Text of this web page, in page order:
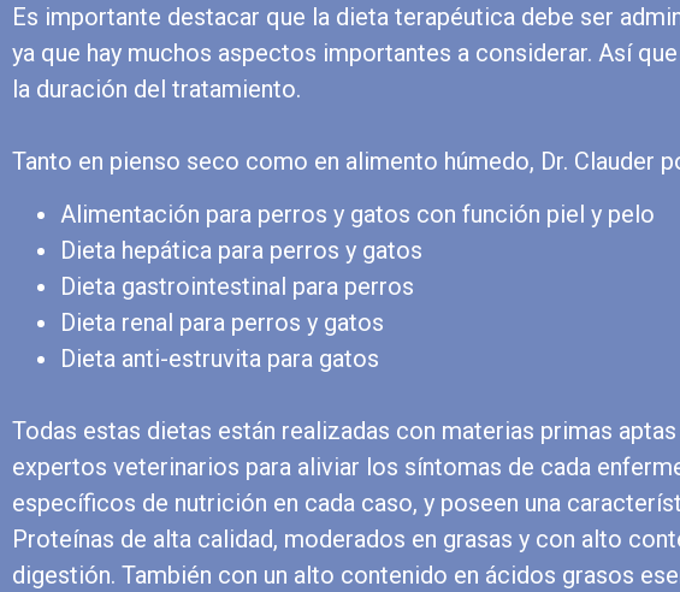
Es importante destacar que la dieta terapéutica debe ser
ya que hay muchos aspectos importantes a considerar. Así
la duración del tratamiento.
Tanto en pienso seco como en alimento húmedo, Dr. Clauder
Alimentación para perros y gatos con función piel y pelo
Dieta hepática para perros y gatos
Dieta gastrointestinal para perros
Dieta renal para perros y gatos
Dieta anti-estruvita para gatos
Todas estas dietas están realizadas con materias primas
expertos veterinarios para aliviar los síntomas de cada
específicos de nutrición en cada caso, y poseen una
Proteínas de alta calidad, moderados en grasas y con alto
digestión. También con un alto contenido en ácidos grasos